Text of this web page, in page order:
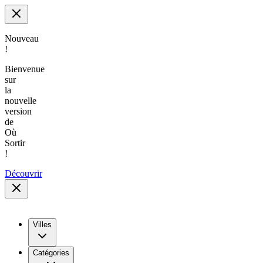
Nouveau
!
Bienvenue
sur
la
nouvelle
version
de
Où
Sortir
!
Découvrir
Villes
Catégories